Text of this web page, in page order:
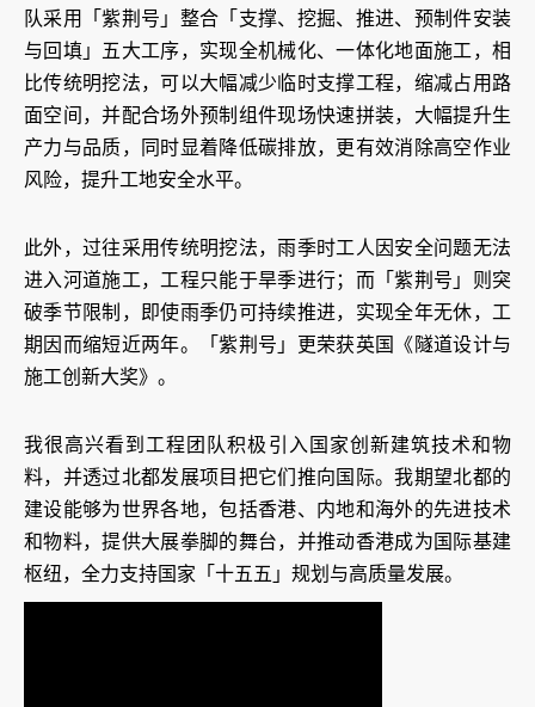
队采用「紫荆号」整合「支撑、挖掘、推进、预制件安装
与回填」五大工序，实现全机械化、一体化地面施工，相
比传统明挖法，可以大幅减少临时支撑工程，缩减占用路
面空间，并配合场外预制组件现场快速拼装，大幅提升生
产力与品质，同时显着降低碳排放，更有效消除高空作业
风险，提升工地安全水平。
此外，过往采用传统明挖法，雨季时工人因安全问题无法
进入河道施工，工程只能于旱季进行；而「紫荆号」则突
破季节限制，即使雨季仍可持续推进，实现全年无休，工
期因而缩短近两年。「紫荆号」更荣获英国《隧道设计与
施工创新大奖》。
我很高兴看到工程团队积极引入国家创新建筑技术和物
料，并透过北都发展项目把它们推向国际。我期望北都的
建设能够为世界各地，包括香港、内地和海外的先进技术
和物料，提供大展拳脚的舞台，并推动香港成为国际基建
枢纽，全力支持国家「十五五」规划与高质量发展。